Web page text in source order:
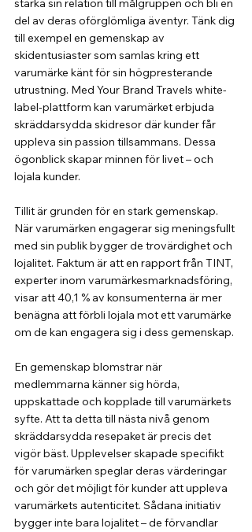
stärka sin relation till målgruppen och bli en
del av deras oförglömliga äventyr. Tänk dig
till exempel en gemenskap av
skidentusiaster som samlas kring ett
varumärke känt för sin högpresterande
utrustning. Med Your Brand Travels white-
label-plattform kan varumärket erbjuda
skräddarsydda skidresor där kunder får
uppleva sin passion tillsammans. Dessa
ögonblick skapar minnen för livet – och
lojala kunder.
Tillit är grunden för en stark gemenskap.
När varumärken engagerar sig meningsfullt
med sin publik bygger de trovärdighet och
lojalitet. Faktum är att en rapport från TINT,
experter inom varumärkesmarknadsföring,
visar att 40,1 % av konsumenterna är mer
benägna att förbli lojala mot ett varumärke
om de kan engagera sig i dess gemenskap.
En gemenskap blomstrar när
medlemmarna känner sig hörda,
uppskattade och kopplade till varumärkets
syfte. Att ta detta till nästa nivå genom
skräddarsydda resepaket är precis det
vigör bäst. Upplevelser skapade specifikt
för varumärken speglar deras värderingar
och gör det möjligt för kunder att uppleva
varumärkets autenticitet. Sådana initiativ
bygger inte bara lojalitet – de förvandlar